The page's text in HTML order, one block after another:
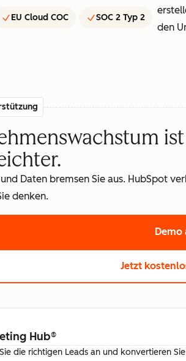
EU Cloud COC SOC 2 Typ 2
den
Daten bremsen Sie aus. HubSpot
denken.
Jetzt
Hub®
die richtigen Leads an und konvertieren Sie